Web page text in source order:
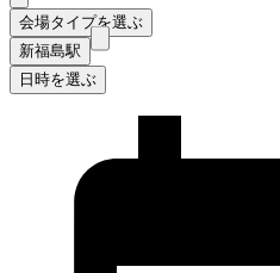
会場タイプを選ぶ
新福島駅
日時を選ぶ